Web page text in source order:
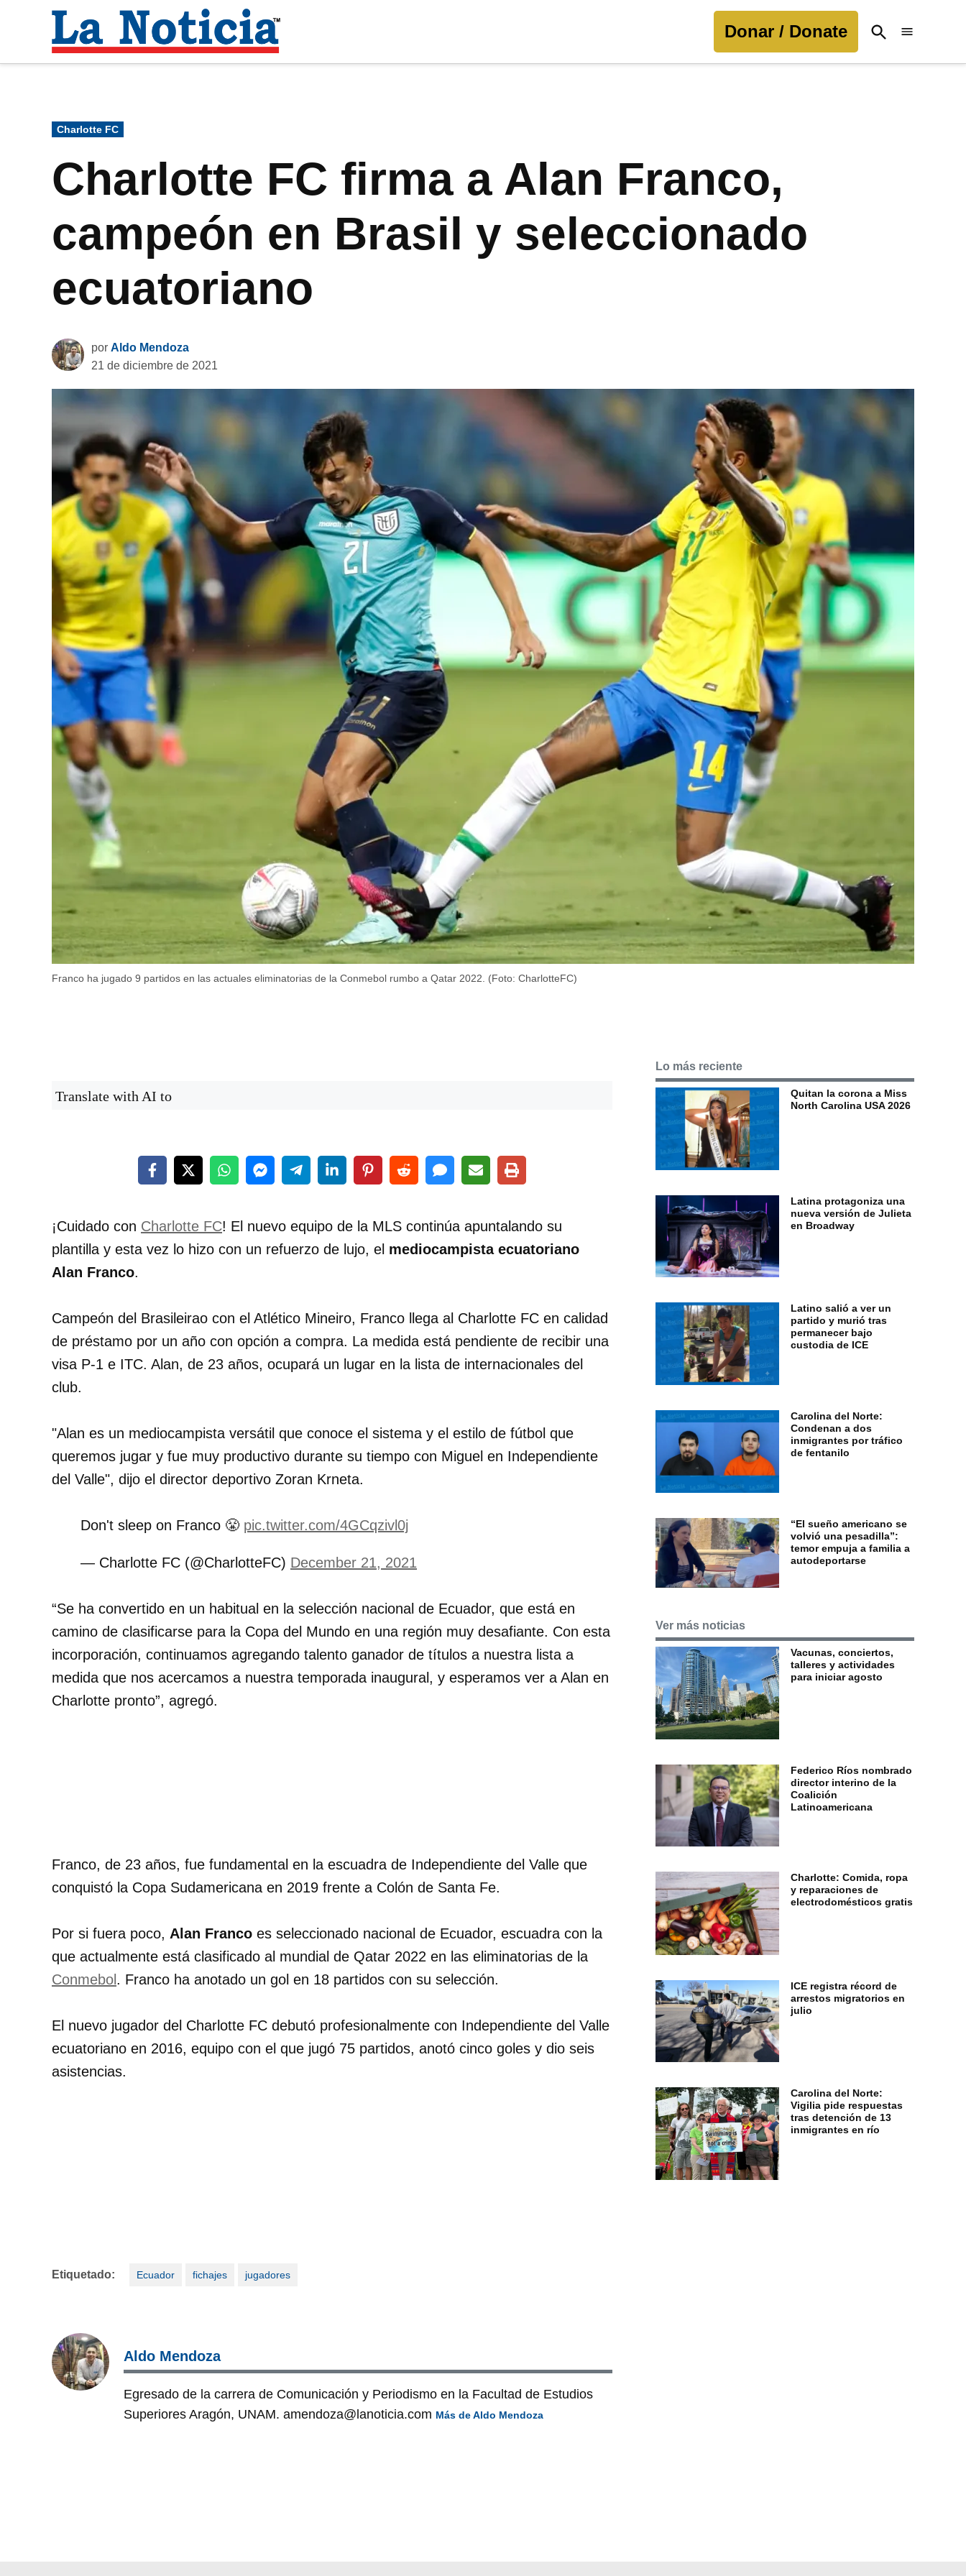
contenido
Noticia
Donar / Donate
Open
Search
Publicado
en
Charlotte FC
Charlotte FC firma a Alan Franco,
campeón en Brasil y seleccionado
ecuatoriano
por Aldo Mendoza
21 de diciembre de 2021
Franco ha jugado 9 partidos en las actuales eliminatorias de la Conmebol rumbo a Qatar 2022. (Foto: CharlotteFC)
Translate with AI to
¡Cuidado con Charlotte FC! El nuevo equipo de la MLS continúa apuntalando su
plantilla y esta vez lo hizo con un refuerzo de lujo, el mediocampista ecuatoriano
Alan Franco.
Campeón del Brasileirao con el Atlético Mineiro, Franco llega al Charlotte FC en calidad
de préstamo por un año con opción a compra. La medida está pendiente de recibir una
visa P-1 e ITC. Alan, de 23 años, ocupará un lugar en la lista de internacionales del
club.
"Alan es un mediocampista versátil que conoce el sistema y el estilo de fútbol que
queremos jugar y fue muy productivo durante su tiempo con Miguel en Independiente
del Valle", dijo el director deportivo Zoran Krneta.
Don't sleep on Franco 😤 pic.twitter.com/4GCqzivl0j
— Charlotte FC (@CharlotteFC) December 21, 2021
“Se ha convertido en un habitual en la selección nacional de Ecuador, que está en
camino de clasificarse para la Copa del Mundo en una región muy desafiante. Con esta
incorporación, continuamos agregando talento ganador de títulos a nuestra lista a
medida que nos acercamos a nuestra temporada inaugural, y esperamos ver a Alan en
Charlotte pronto”, agregó.
Franco, de 23 años, fue fundamental en la escuadra de Independiente del Valle que
conquistó la Copa Sudamericana en 2019 frente a Colón de Santa Fe.
Por si fuera poco, Alan Franco es seleccionado nacional de Ecuador, escuadra con la
que actualmente está clasificado al mundial de Qatar 2022 en las eliminatorias de la
Conmebol . Franco ha anotado un gol en 18 partidos con su selección.
El nuevo jugador del Charlotte FC debutó profesionalmente con Independiente del Valle
ecuatoriano en 2016, equipo con el que jugó 75 partidos, anotó cinco goles y dio seis
asistencias.
Etiquetado: Ecuador fichajes jugadores
Aldo Mendoza
Egresado de la carrera de Comunicación y Periodismo en la Facultad de Estudios
Superiores Aragón, UNAM. amendoza@lanoticia.com Más de Aldo Mendoza
Lo más reciente
Quitan la corona a Miss
North Carolina USA 2026
Latina protagoniza una
nueva versión de Julieta
en Broadway
Latino salió a ver un
partido y murió tras
permanecer bajo
custodia de ICE
Carolina del Norte:
Condenan a dos
inmigrantes por tráfico
de fentanilo
“El sueño americano se
volvió una pesadilla”:
temor empuja a familia a
autodeportarse
Ver más noticias
Vacunas, conciertos,
talleres y actividades
para iniciar agosto
Federico Ríos nombrado
director interino de la
Coalición
Latinoamericana
Charlotte: Comida, ropa
y reparaciones de
electrodomésticos gratis
ICE registra récord de
arrestos migratorios en
julio
Carolina del Norte:
Vigilia pide respuestas
tras detención de 13
inmigrantes en río